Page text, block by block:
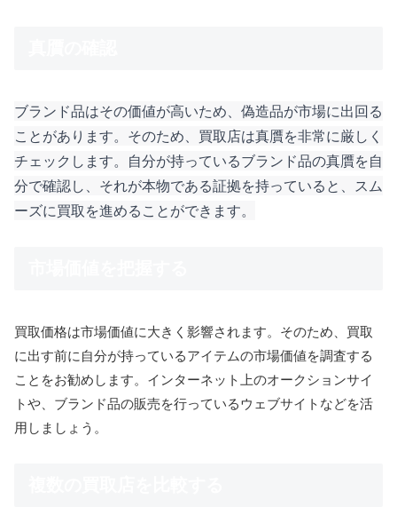
ブランド品はその価値が高いため、偽造品が市場に出回る
ことがあります。そのため、買取店は真贋を非常に厳しく
チェックします。自分が持っているブランド品の真贋を自
分で確認し、それが本物である証拠を持っていると、スム
ーズに買取を進めることができます。
買取価格は市場価値に大きく影響されます。そのため、買取
に出す前に自分が持っているアイテムの市場価値を調査する
ことをお勧めします。インターネット上のオークションサイ
トや、ブランド品の販売を行っているウェブサイトなどを活
用しましょう。